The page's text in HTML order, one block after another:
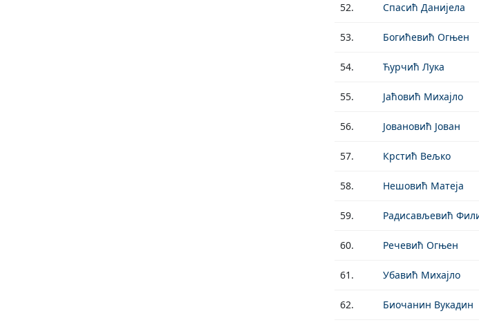
52. Спасић Данијела
53. Богићевић Огњен
54. Ћурчић Лука
55. Јаћовић Михајло
56. Јовановић Јован
57. Крстић Вељко
58. Нешовић Матеја
59. Радисављевић
60. Речевић Огњен
61. Убавић Михајло
62. Биочанин Вукадин